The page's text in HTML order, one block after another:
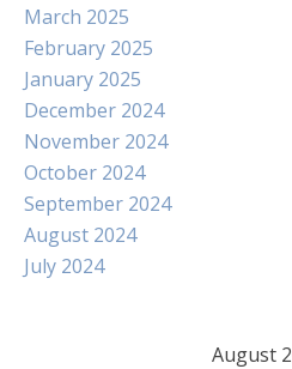
March 2025
February 2025
January 2025
December 2024
November 2024
October 2024
September 2024
August 2024
July 2024
August